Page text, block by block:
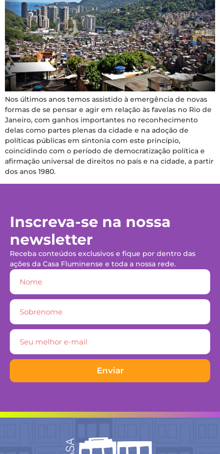
Nos últimos anos temos assistido à emergência de novas
formas de se pensar e agir em relação às favelas no Rio de
Janeiro, com ganhos importantes no reconhecimento
delas como partes plenas da cidade e na adoção de
políticas públicas em sintonia com este princípio,
coincidindo com o período de democratização política e
afirmação universal de direitos no país e na cidade, a partir
dos anos 1980.
Inscreva-se na nossa
newsletter
Receba conteúdos exclusivos e fique por dentro das
ações da Casa Fluminense e toda a nossa rede.
Enviar